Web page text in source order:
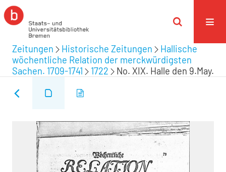
Zeitungen Historische Zeitungen
Hallische
wöchentliche Relation der merckwürdigsten
Sachen. 1709-1741
1722 No. XIX. Halle den 9.May.